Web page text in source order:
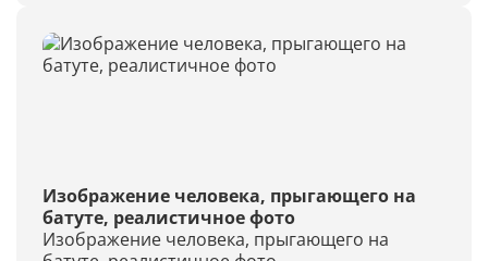
Изображение человека, прыгающего на
батуте, реалистичное фото
Изображение человека, прыгающего на